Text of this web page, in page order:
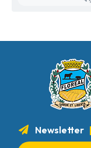
Newsletter